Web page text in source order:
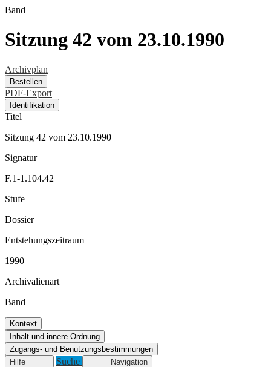
Band
Sitzung 42 vom 23.10.1990
Archivplan
Bestellen
PDF-Export
Identifikation
Titel
Sitzung 42 vom 23.10.1990
Signatur
F.1-1.104.42
Stufe
Dossier
Entstehungszeitraum
1990
Archivalienart
Band
Kontext
Inhalt und innere Ordnung
Zugangs- und Benutzungsbestimmungen
Hilfe
Suche Navigation